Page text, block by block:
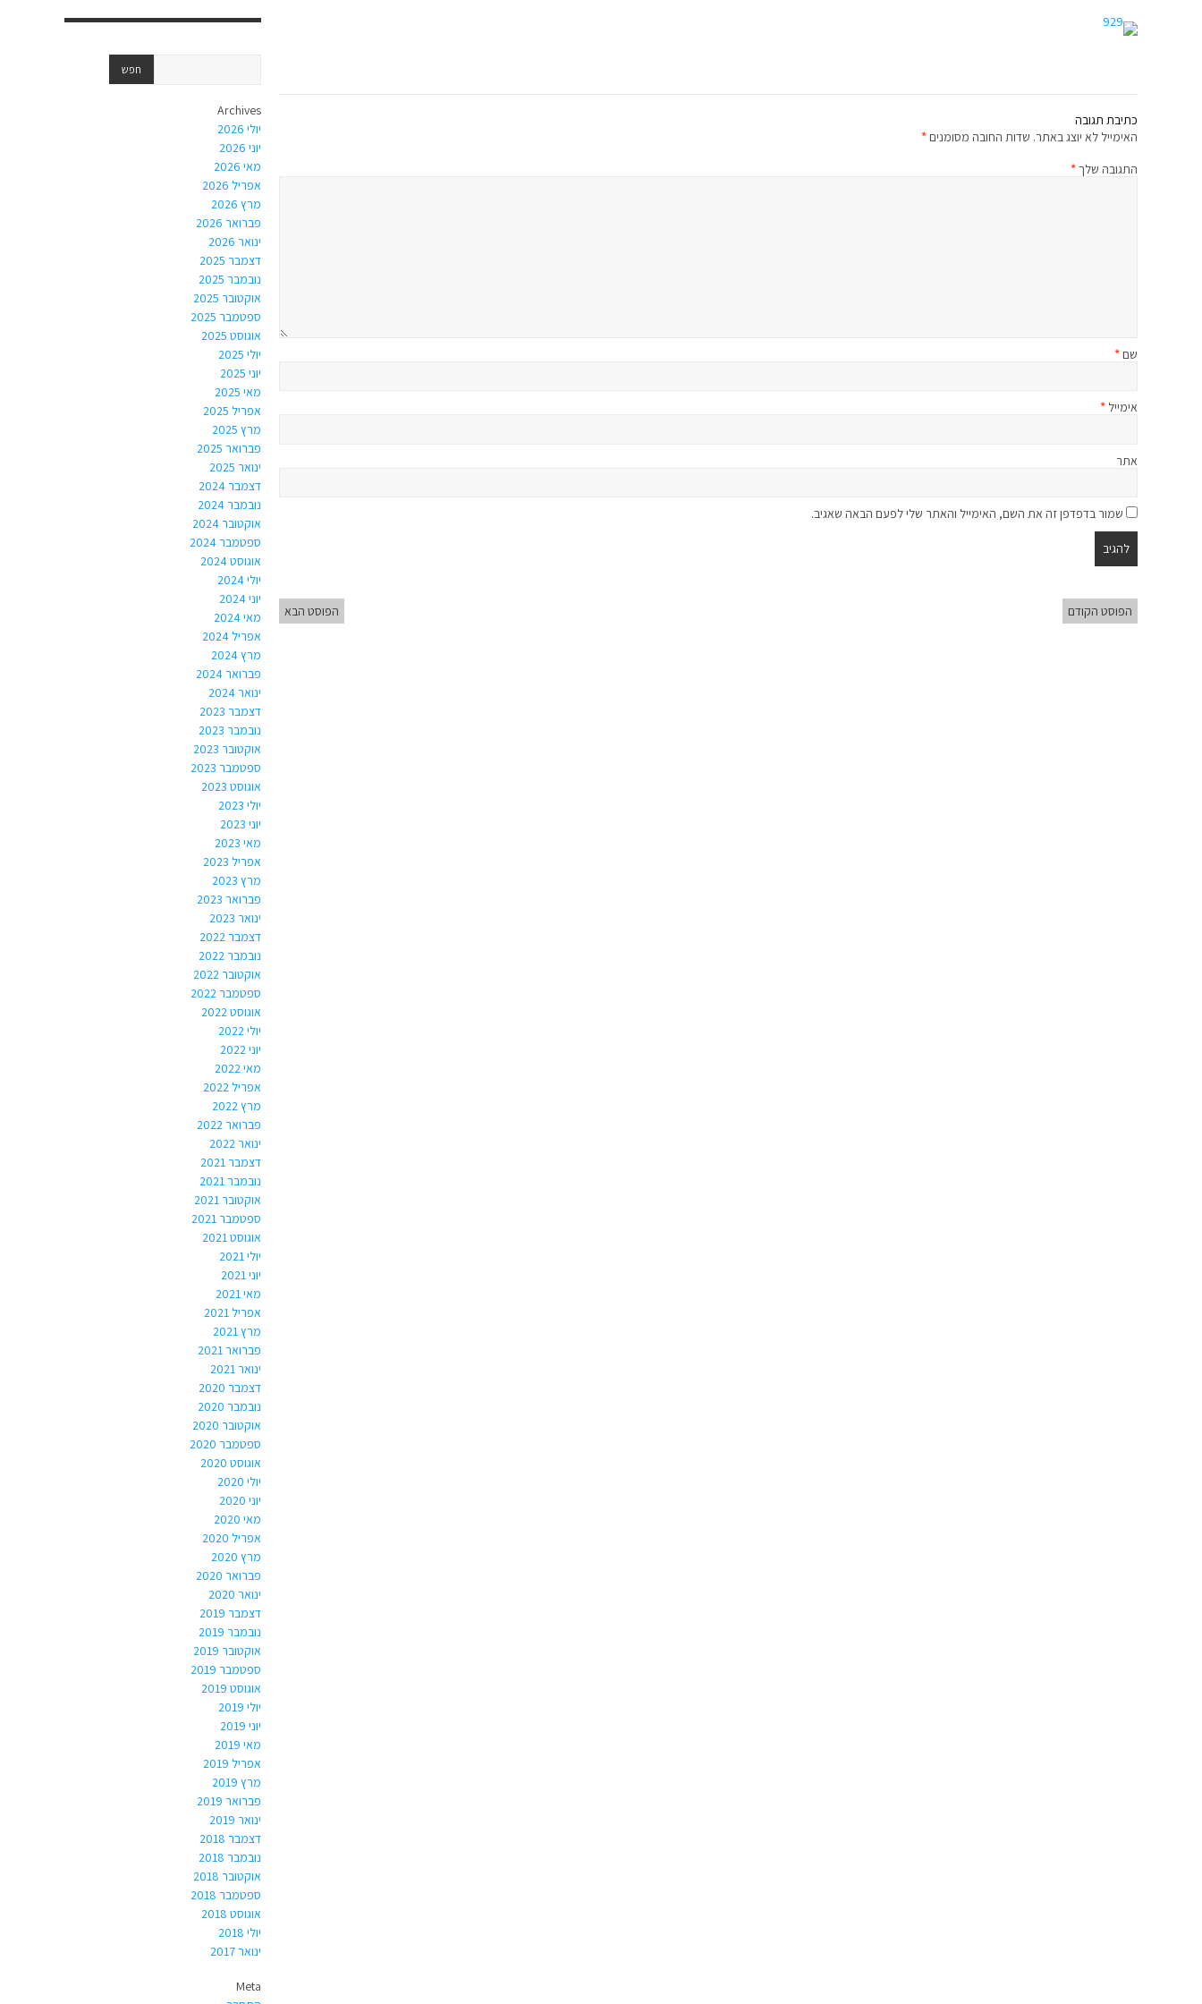
כתיבת תגובה
האימייל לא יוצג באתר. שדות החובה מסומנים*
התגובה שלך*
שם*
אימייל *
אתר
שמור בדפדפן זה את השם, האימייל והאתר שלי לפעם הבאה שאגיב.
הפוסט הקודם הפוסט הבא
Archives
יולי 2026
יוני 2026
מאי 2026
אפריל 2026
מרץ 2026
פברואר 2026
ינואר 2026
דצמבר 2025
נובמבר 2025
אוקטובר 2025
ספטמבר 2025
אוגוסט 2025
יולי 2025
יוני 2025
מאי 2025
אפריל 2025
מרץ 2025
פברואר 2025
ינואר 2025
דצמבר 2024
נובמבר 2024
אוקטובר 2024
ספטמבר 2024
אוגוסט 2024
יולי 2024
יוני 2024
מאי 2024
אפריל 2024
מרץ 2024
פברואר 2024
ינואר 2024
דצמבר 2023
נובמבר 2023
אוקטובר 2023
ספטמבר 2023
אוגוסט 2023
יולי 2023
יוני 2023
מאי 2023
אפריל 2023
מרץ 2023
פברואר 2023
ינואר 2023
דצמבר 2022
נובמבר 2022
אוקטובר 2022
ספטמבר 2022
אוגוסט 2022
יולי 2022
יוני 2022
מאי 2022
אפריל 2022
מרץ 2022
פברואר 2022
ינואר 2022
דצמבר 2021
נובמבר 2021
אוקטובר 2021
ספטמבר 2021
אוגוסט 2021
יולי 2021
יוני 2021
מאי 2021
אפריל 2021
מרץ 2021
פברואר 2021
ינואר 2021
דצמבר 2020
נובמבר 2020
אוקטובר 2020
ספטמבר 2020
אוגוסט 2020
יולי 2020
יוני 2020
מאי 2020
אפריל 2020
מרץ 2020
פברואר 2020
ינואר 2020
דצמבר 2019
נובמבר 2019
אוקטובר 2019
ספטמבר 2019
אוגוסט 2019
יולי 2019
יוני 2019
מאי 2019
אפריל 2019
מרץ 2019
פברואר 2019
ינואר 2019
דצמבר 2018
נובמבר 2018
אוקטובר 2018
ספטמבר 2018
אוגוסט 2018
יולי 2018
ינואר 2017
Meta